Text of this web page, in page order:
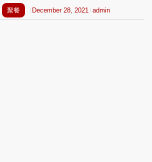
聚餐 December 28, 2021 admin